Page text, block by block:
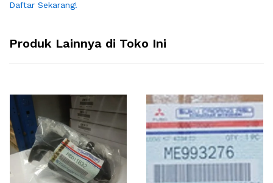
Daftar Sekarang!
Produk Lainnya di Toko Ini